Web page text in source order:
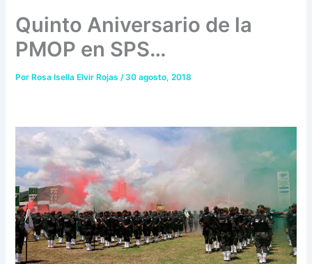
Quinto Aniversario de la
PMOP en SPS…
Por Rosa Isella Elvir Rojas/30 agosto, 2018